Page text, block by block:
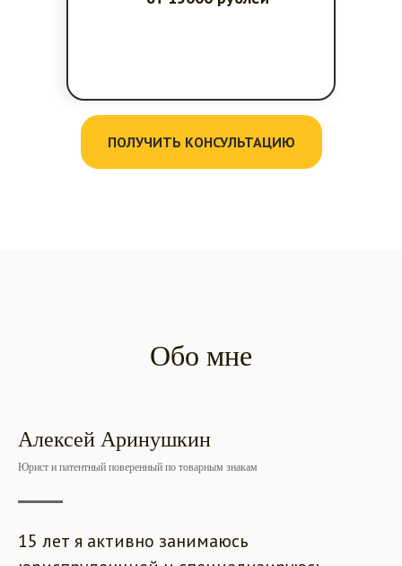
ПОЛУЧИТЬ КОНСУЛЬТАЦИЮ
Обо мне
Алексей Аринушкин
Юрист и патентный поверенный по товарным знакам
15 лет я активно занимаюсь